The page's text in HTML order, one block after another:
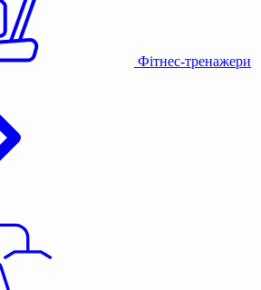
Фітнес-тренажери